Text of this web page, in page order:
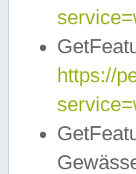
https://